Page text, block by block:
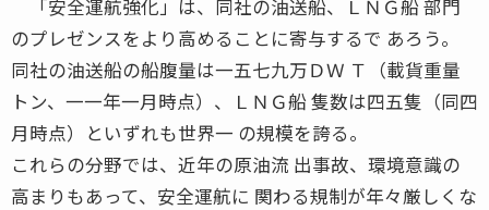
「安全運航強化」は、同社の油送船、ＬＮＧ船 部門
のプレゼンスをより高めることに寄与するで あろう。
同社の油送船の船腹量は一五七九万ＤＷ Ｔ（載貨重量
トン、一一年一月時点）、ＬＮＧ船 隻数は四五隻（同四
月時点）といずれも世界一 の規模を誇る。
これらの分野では、近年の原油流 出事故、環境意識の
高まりもあって、安全運航に 関わる規制が年々厳しくな